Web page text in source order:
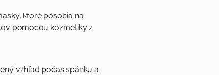
ktoré pôsobia na
pomocou kozmetiky z
vzhľad počas spánku a